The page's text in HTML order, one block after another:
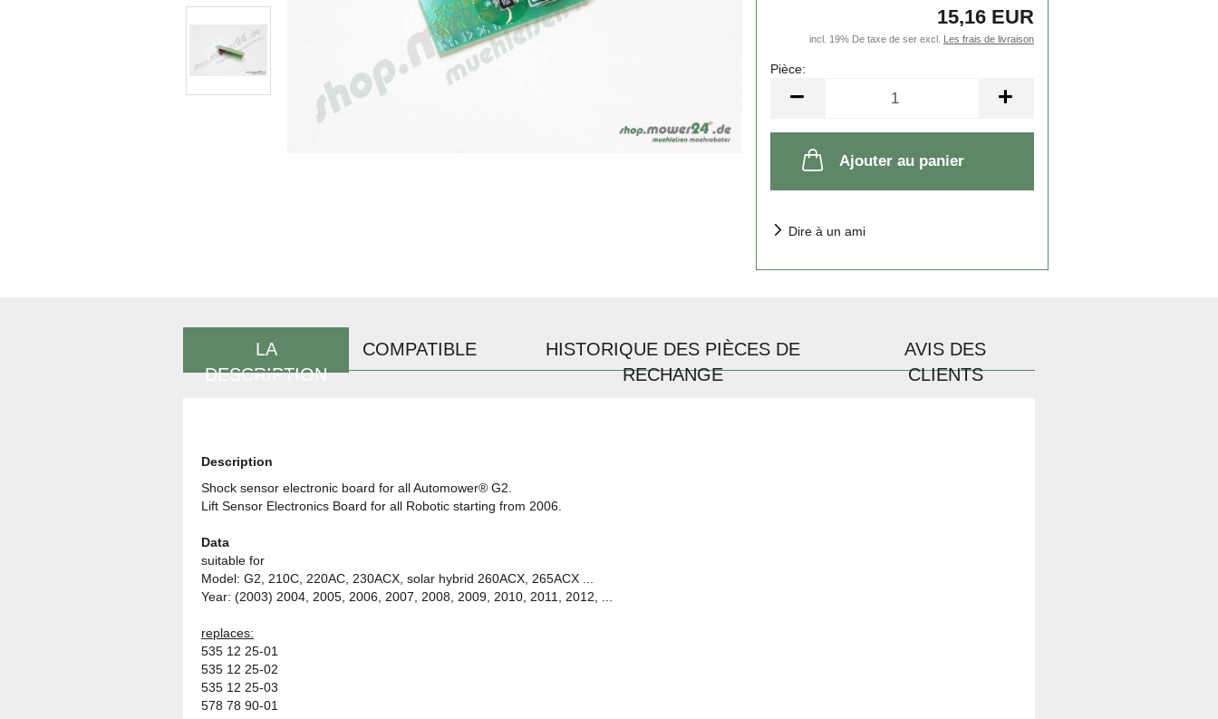
15,16 EUR
incl. 19% De taxe de ser excl. Les frais de livraison
Pièce:
Pièce
Ajouter au panier
Dire à un ami
LA
DESCRIPTION
COMPATIBLE
HISTORIQUE DES PIÈCES DE
RECHANGE
AVIS DES
CLIENTS
Description
Shock sensor electronic board for allAutomower® G2.
Lift Sensor Electronics Board for all Robotic starting from 2006.
Data
suitable for
Model: G2 , 210C 220AC 230ACX , solar hybrid 260ACX 265ACX
Year: (2003) 2004 2005, 2006 2007, 2008 2009, 2010 , 2011 , 2012
replaces:
535 12 25-01
535 12 25-02
535 12 25-03
578 78 90-01